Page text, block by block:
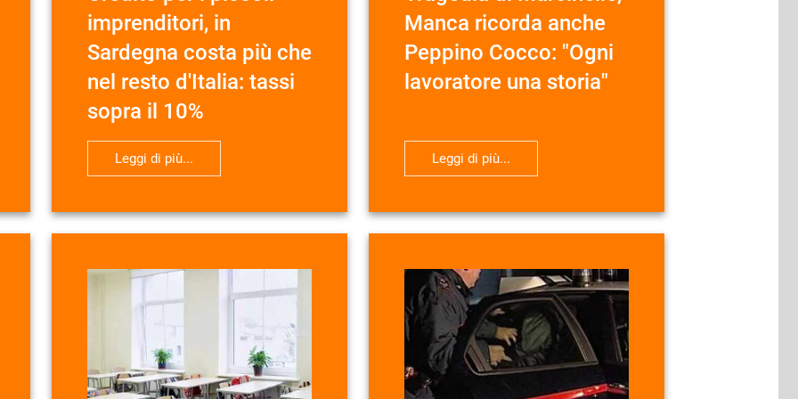
imprenditori, in
Sardegna costa più che
nel resto d'Italia: tassi
sopra il 10%
Leggi di più...
Manca ricorda anche
Peppino Cocco: "Ogni
lavoratore una storia"
Leggi di più...